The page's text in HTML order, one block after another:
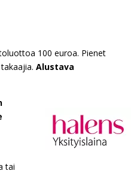
100 euroa. Pienet
Alustava
tai